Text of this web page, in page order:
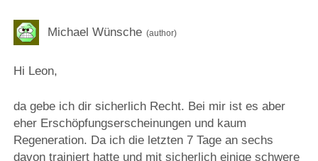
Michael Wünsche
Hi Leon,
da gebe ich dir sicherlich Recht. Bei mir ist es aber
eher Erschöpfungserscheinungen und kaum
Regeneration. Da ich die letzten 7 Tage an sechs
davon trainiert hatte und mit sicherlich einige schwere